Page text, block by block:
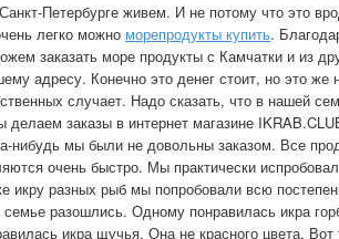
Петербурге живем. И не потому что это
легко можно морепродукты купить.
заказать море продукты с Камчатки и из
адресу. Конечно это денег стоит, но это же
случает. Надо сказать, что в нашей
заказы в интернет магазине
нибудь мы были не довольны заказом. Все
очень быстро. Мы практически
икру разных рыб мы попробовали всю
разошлись. Одному понравилась икра
икра щучья. Она не красного цвета. Вот